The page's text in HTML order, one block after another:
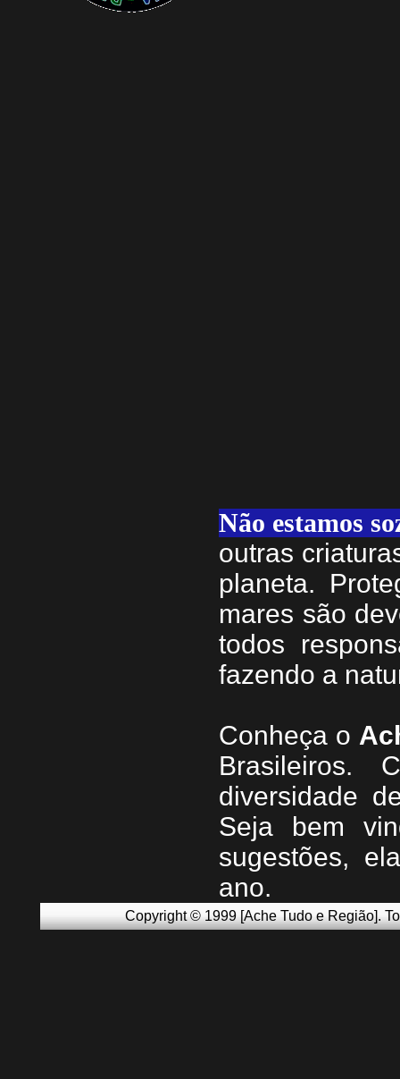
Não estamos
outras
planeta.
mares são
todos
fazendo a
Conheça o A
Brasileiros.
diversidade
Seja bem
sugestões,
ano.
Copyright © 1999 [Ache Tudo e Região].